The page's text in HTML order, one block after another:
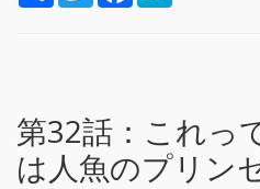
第32話： これっ
は人魚のプリン